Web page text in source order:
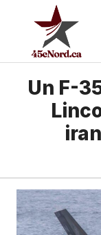
contenu
Un F-